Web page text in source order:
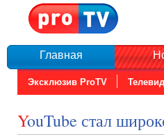
Главная
Эксклюзив ProTV
YouTube стал